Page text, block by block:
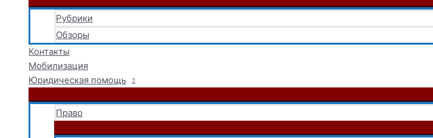
Рубрики
Обзоры
Контакты
Мобилизация
Юридическая помощь
Право